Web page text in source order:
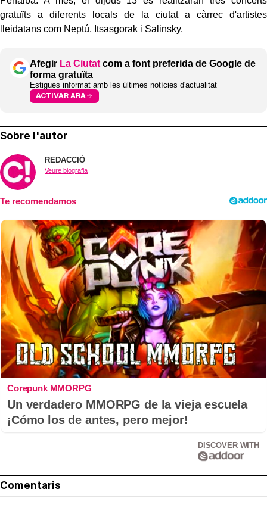
gratuïts a diferents locals de la ciutat a càrrec d'artistes
lleidatans com Neptú, Itsasgorak i Salinsky.
Afegir La Ciutat com a font preferida de Google de
forma gratuïta
Estigues informat amb les últimes notícies d'actualitat
ACTIVAR ARA
Sobre l'autor
REDACCIÓ
Veure biografia
Corepunk MMORPG
Un verdadero MMORPG de la vieja escuela
¡Cómo los de antes, pero mejor!
DISCOVER WITH
Comentaris